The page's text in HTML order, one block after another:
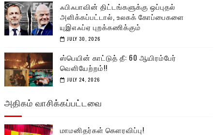
ஃபிஃபாவின் திட்டங்களுக்கு ஒப்புதல்
அளிக்கப்பட்டால், உலகக் கோப்பைகளை
யுஇஎஃப்ஏ புறக்கணிக்கும்
JULY 30, 2026
ஸ்பெயின் காட்டுத் தீ: 60 ஆயிரம்பேர்
வெளியேற்றம்!!
JULY 24, 2026
அதிகம் வாசிக்கப்பட்டவை
மாமனிதர்கள் கௌரவிப்பு!